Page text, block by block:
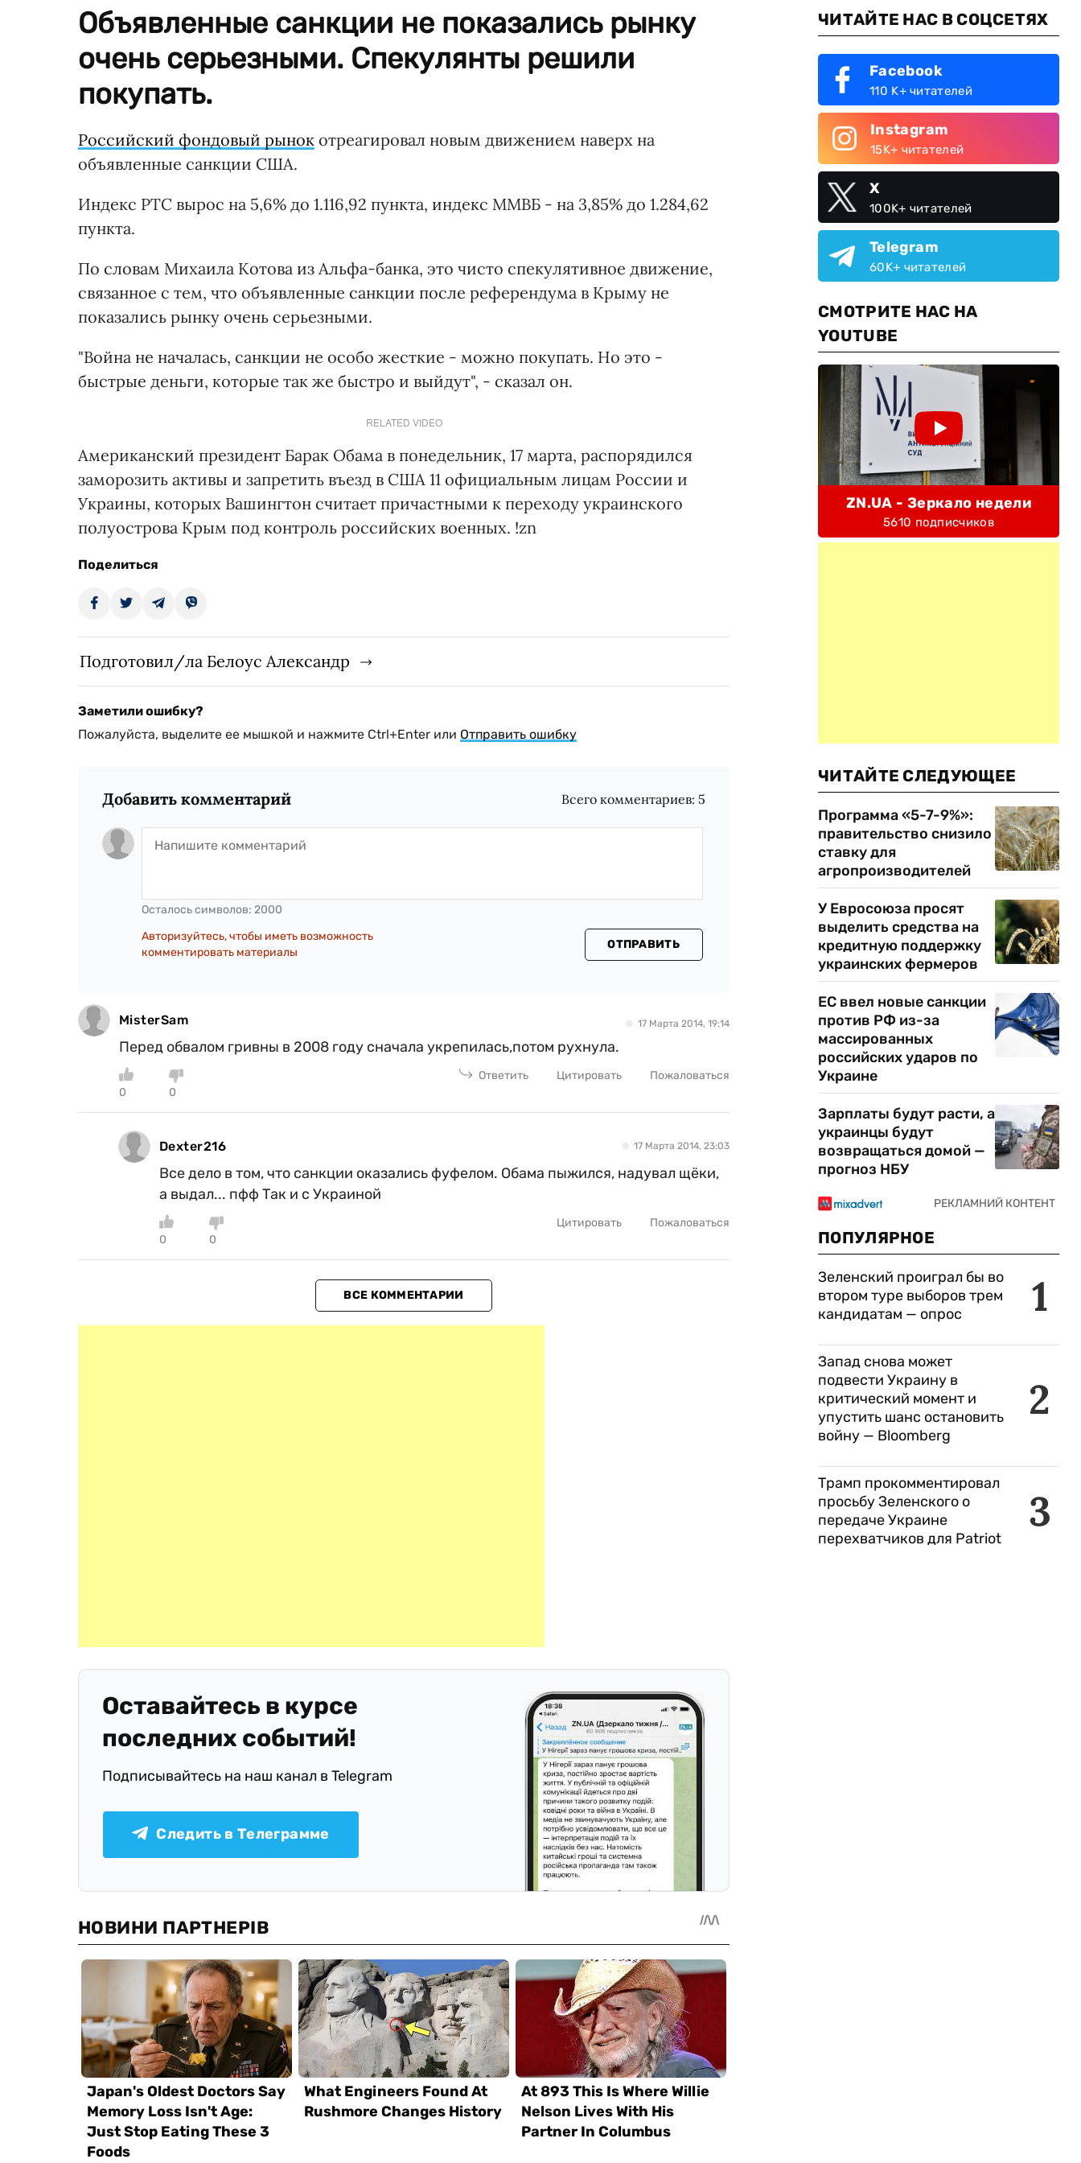
Объявленные санкции не показались рынку
очень серьезными. Спекулянты решили
покупать.
Российский фондовый рынок отреагировал новым движением наверх на
объявленные санкции США.
Индекс РТС вырос на 5,6% до 1.116,92 пункта, индекс ММВБ - на 3,85% до 1.284,62
пункта.
По словам Михаила Котова из Альфа-банка, это чисто спекулятивное движение,
связанное с тем, что объявленные санкции после референдума в Крыму не
показались рынку очень серьезными.
"Война не началась, санкции не особо жесткие - можно покупать. Но это -
быстрые деньги, которые так же быстро и выйдут", - сказал он.
RELATED VIDEO
Американский президент Барак Обама в понедельник, 17 марта, распорядился
заморозить активы и запретить въезд в США 11 официальным лицам России и
Украины, которых Вашингтон считает причастными к переходу украинского
полуострова Крым под контроль российских военных. !zn
Поделиться
Подготовил/ла Белоус Александр
Заметили ошибку?
Пожалуйста, выделите ее мышкой и нажмите Ctrl+Enter или Отправить ошибку
Добавить комментарий Всего комментариев: 5
Осталось символов: 2000
Авторизуйтесь, чтобы иметь возможность
комментировать материалы
ОТПРАВИТЬ
MisterSam 17 Марта 2014, 19:14
Перед обвалом гривны в 2008 году сначала укрепилась,потом рухнула.
0 0
Ответить Цитировать Пожаловаться
Dexter216 17 Марта 2014, 23:03
Все дело в том, что санкции оказались фуфелом. Обама пыжился, надувал щёки,
а выдал... пфф Так и с Украиной
0 0
Цитировать Пожаловаться
ВСЕ КОММЕНТАРИИ
Оставайтесь в курсе
последних событий!
Подписывайтесь на наш канал в Telegram
Следить в Телеграмме
ЧИТАЙТЕ НАС В СОЦСЕТЯХ
Facebook
110 K+ читателей
Instagram
15K+ читателей
X
100K+ читателей
Telegram
60K+ читателей
СМОТРИТЕ НАС НА
YOUTUBE
ZN.UA - Зеркало недели
5610 подписчиков
ЧИТАЙТЕ СЛЕДУЮЩЕЕ
Программа «5-7-9%»:
правительство снизило
ставку для
агропроизводителей
У Евросоюза просят
выделить средства на
кредитную поддержку
украинских фермеров
ЕС ввел новые санкции
против РФ из-за
массированных
российских ударов по
Украине
Зарплаты будут расти, а
украинцы будут
возвращаться домой —
прогноз НБУ
ПОПУЛЯРНОЕ
1
Зеленский проиграл бы во
втором туре выборов трем
кандидатам — опрос
2
Запад снова может
подвести Украину в
критический момент и
упустить шанс остановить
войну — Bloomberg
3
Трамп прокомментировал
просьбу Зеленского о
передаче Украине
перехватчиков для Patriot